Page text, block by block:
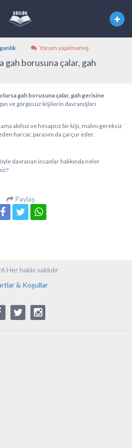
Yorum yapılmamış
gah borusuna çalar, gah
gah borusuna çalar, gah gerisine
ve görgüsüz kişilerin davranışları
akılsız ve hesapsız bir kişi, malını gereksiz
harcar, parasını da çarçur eder.
davranan insanlar hakkında neler
Paylaş
Her hakkı saklıdır
& Koşullar